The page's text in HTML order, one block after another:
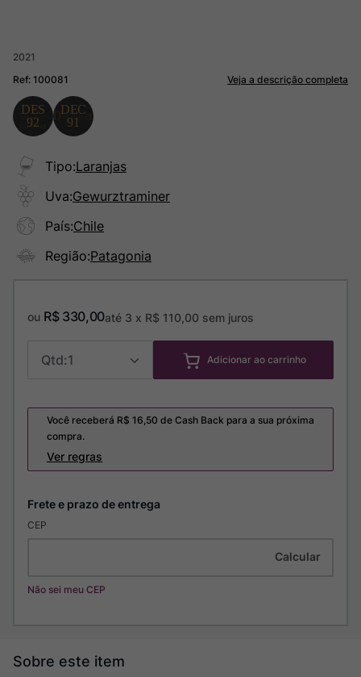
2021
Ref: 100081 Veja a descrição completa
Tipo:Laranjas
Uva:Gewurztraminer
País:Chile
Região:Patagonia
ou R$ 330,00até 3 x R$ 110,00 sem juros
1 Adicionar ao carrinho
Você receberá R$ 16,50 de Cash Back para a sua próxima
compra.
Ver regras
CEP
Não sei meu CEP